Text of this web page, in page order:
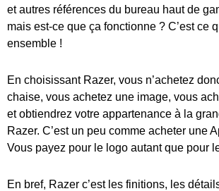
et autres références du bureau haut de
mais est-ce que ça fonctionne ? C’est ce
ensemble !
En choisissant Razer, vous n’achetez
chaise, vous achetez une image, vous
et obtiendrez votre appartenance à la
Razer. C’est un peu comme acheter une
Vous payez pour le logo autant que pour
En bref, Razer c’est les finitions, les